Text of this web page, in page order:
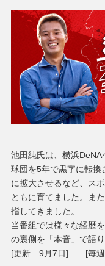
池田純氏は、横浜
球団を5年で黒字に転換
に拡大させるなど、ス
ともに育てました。ま
指してきました。
当番組では様々な経歴
の裏側を「本音」で語
[更新 9月7日] [毎週